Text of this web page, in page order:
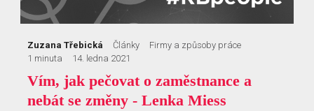
Zuzana Třebická Články
Firmy a způsoby práce
1 minuta
14. ledna 2021
Vím, jak pečovat o zaměstnance a
nebát se změny - Lenka Miess